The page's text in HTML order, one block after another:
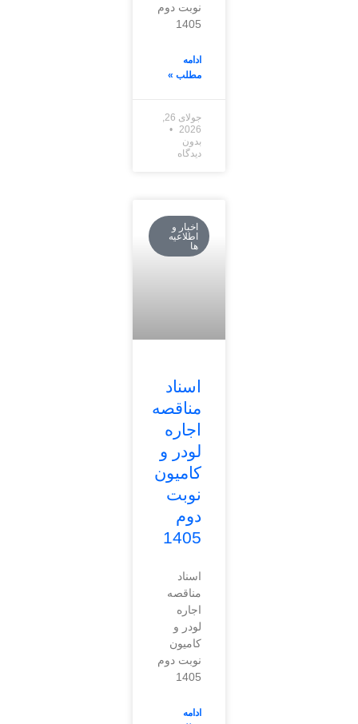
نوبت دوم
1405
ادامه
مطلب »
جولای 26,
2026
بدون
دیدگاه
اخبار و
اطلاعیه
ها
اسناد
مناقصه
اجاره
لودر و
کامیون
نوبت
دوم
1405
اسناد
مناقصه
اجاره
لودر و
کامیون
نوبت دوم
1405
ادامه